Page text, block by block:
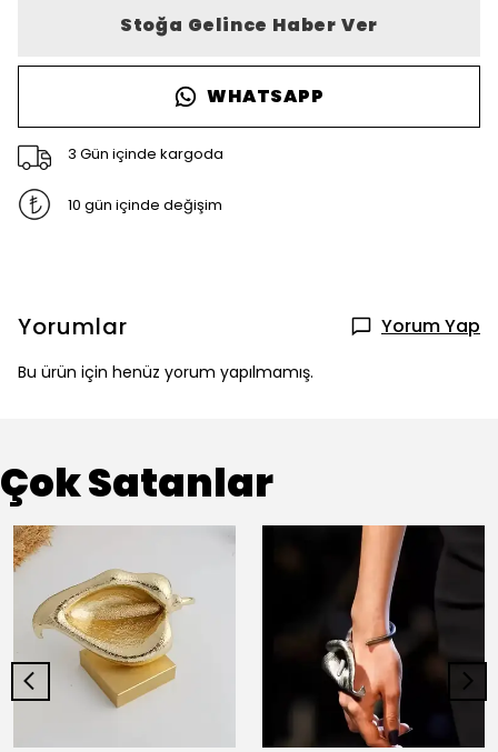
Stoğa Gelince Haber Ver
WHATSAPP
3 Gün içinde kargoda
10 gün içinde değişim
Yorumlar Yorum Yap
Bu ürün için henüz yorum yapılmamış.
Çok Satanlar